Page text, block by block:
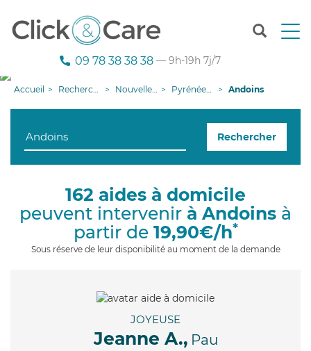
T
n
g
i
09 78 38 38 38 — 9h-19h 7j/7
Accueil Recherche aide à domicile Nouvelle-Aquitaine Pyrénées-Atlantiques Andoins
Rechercher
162 aides à domicile
peuvent intervenir à Andoins à
partir de 19,90€/h*
Sous réserve de leur disponibilité au moment de la demande
JOYEUSE
Jeanne A., Pau